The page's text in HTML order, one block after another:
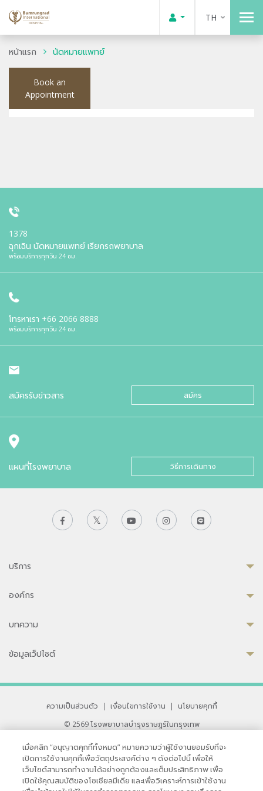
TH
หน้าแรก นัดหมายแพทย์
Book an
Appointment
1378
ฉุกเฉิน นัดหมายแพทย์ เรียกรถพยาบาล
พร้อมบริการทุกวัน 24 ชม.
โทรหาเรา +66 2066 8888
พร้อมบริการทุกวัน 24 ชม.
สมัครรับข่าวสาร สมัคร
แผนที่โรงพยาบาล วิธีการเดินทาง
บริการ
องค์กร
บทความ
ข้อมูลเว็ปไซต์
ความเป็นส่วนตัว | เงื่อนไขการใช้งาน |
นโยบายคุกกี้
© 2569 โรงพยาบาลบำรุงราษฎร์ในกรุงเทพ
33 สุขุมวิท ซอย 3 เขตวัฒนา กรุงเทพ 10110 ประเทศไทย
หากท่านมีข้อคิดเห็นหรือปัญหาในการใช้เว็บไซต์ของเรา
เมื่อคลิก “อนุญาตคุกกี้ทั้งหมด” หมายความว่าผู้ใช้งานยอมรับที่จะ
เปิดการใช้งานคุกกี้เพื่อวัตถุประสงค์ต่าง ๆ ดังต่อไปนี้ เพื่อให้
เว็บไซต์สามารถทำงานได้อย่างถูกต้องและเต็มประสิทธิภาพ เพื่อ
เปิดใช้คุณสมบัติของโซเชียลมีเดีย และเพื่อวิเคราะห์การเข้าใช้งาน